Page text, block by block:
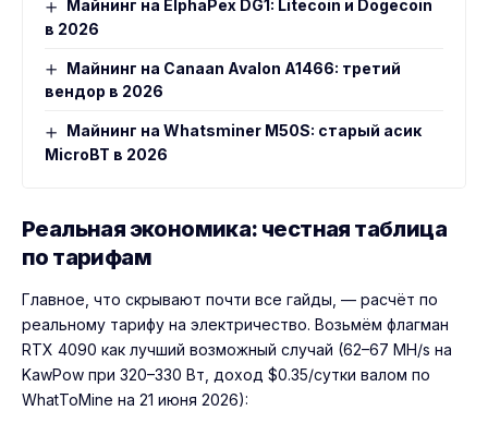
Майнинг на ElphaPex DG1: Litecoin и Dogecoin
в 2026
Майнинг на Canaan Avalon A1466: третий
вендор в 2026
Майнинг на Whatsminer M50S: старый асик
MicroBT в 2026
Реальная экономика: честная таблица
по тарифам
Главное, что скрывают почти все гайды, — расчёт по
реальному тарифу на электричество. Возьмём флагман
RTX 4090 как лучший возможный случай (62–67 MH/s на
KawPow при 320–330 Вт, доход $0.35/сутки валом по
WhatToMine на 21 июня 2026):